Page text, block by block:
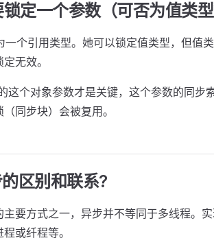
定一个参数（可否为值类
一个引用类型。她可以锁定值类型，但值
无效。
这个对象参数才是关键，这个参数的同步
（同步块）会被复用。
区别和联系?
要方式之一，异步并不等同于多线程。
或纤程等。